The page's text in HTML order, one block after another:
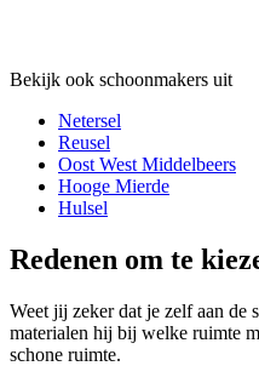
Bekijk ook schoonmakers uit
Netersel
Reusel
Oost West Middelbeers
Hooge Mierde
Hulsel
Redenen om te
Weet jij zeker dat je zelf aan de
materialen hij bij welke ruimte
schone ruimte.